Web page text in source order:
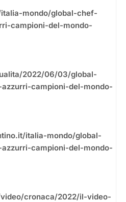
mondo/global-chef-
campioni-del-mondo-
2022/06/03/global-
campioni-del-mondo-
italia-mondo/global-
campioni-del-mondo-
cronaca/2022/il-video-